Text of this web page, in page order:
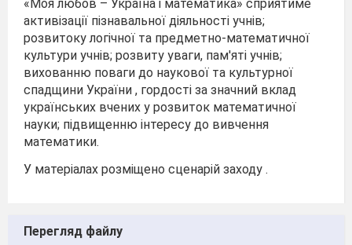
«Моя любов – Україна і математика» сприятиме
активізації пізнавальної діяльності учнів;
розвитоку логічної та предметно-математичної
культури учнів; розвиту уваги, пам'яті учнів;
вихованню поваги до наукової та культурної
спадщини України , гордості за значний вклад
українських вчених у розвиток математичної
науки; підвищенню інтересу до вивчення
математики.
У матеріалах розміщено сценарій заходу .
Перегляд файлу